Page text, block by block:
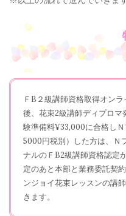
ＦB２級講師資格取得オン
後、花束2級講師ディプロ
験準備料¥33,000に合格し
5000円税別）した方は、Ｎ
ナルのＦB2級講師資格認定
定のあと本部と業務委託契
ンジョイ花束レッスンの講
きます。